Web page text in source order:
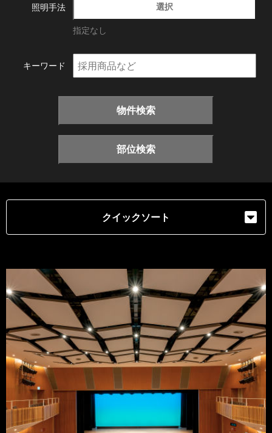
照明手法 選択
指定なし
キーワード
物件検索
部位検索
クイックソート